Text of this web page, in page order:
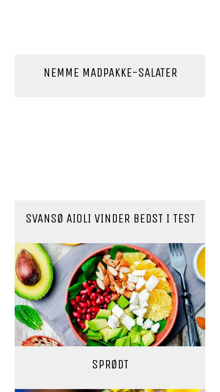
NEMME MADPAKKE-SALATER
SVANSØ AIOLI VINDER BEDST I TEST
SPRØDT